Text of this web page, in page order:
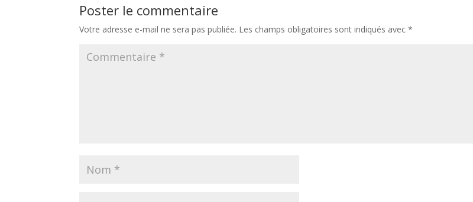
Poster le commentaire
Votre adresse e-mail ne sera pas publiée. Les champs obligatoires sont indiqués avec*